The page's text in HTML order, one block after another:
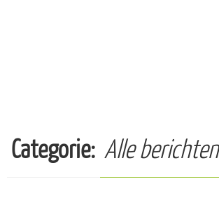
Categorie: Alle berichten